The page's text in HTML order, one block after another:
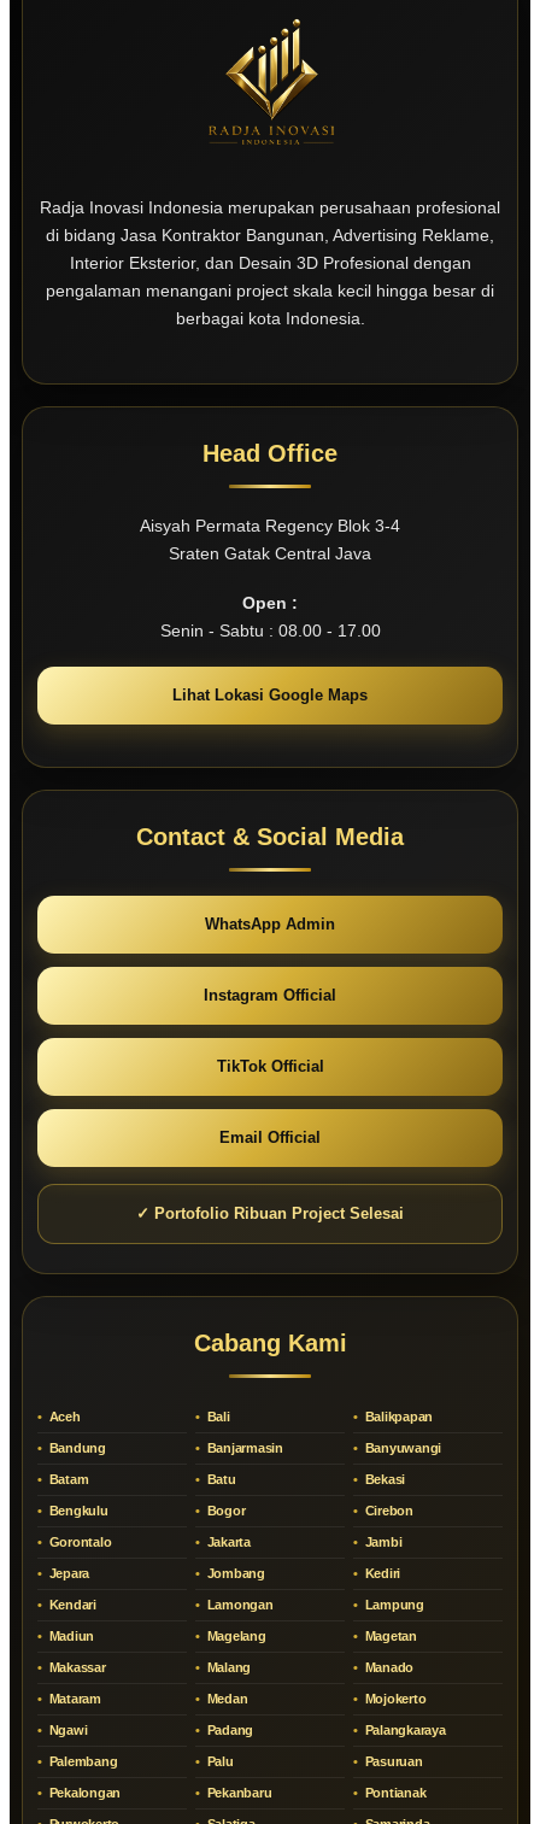
Radja Inovasi Indonesia merupakan perusahaan profesional
di bidang Jasa Kontraktor Bangunan, Advertising Reklame,
Interior Eksterior, dan Desain 3D Profesional dengan
pengalaman menangani project skala kecil hingga besar di
berbagai kota Indonesia.
Head Office
Aisyah Permata Regency Blok 3-4
Sraten Gatak Central Java
Open :
Senin - Sabtu : 08.00 - 17.00
Lihat Lokasi Google Maps
Contact & Social Media
WhatsApp Admin
Instagram Official
TikTok Official
Email Official
✓ Portofolio Ribuan Project Selesai
Cabang Kami
Aceh Bali Balikpapan
Bandung Banjarmasin Banyuwangi
Batam Batu Bekasi
Bengkulu Bogor Cirebon
Gorontalo Jakarta Jambi
Jepara Jombang Kediri
Kendari Lamongan Lampung
Madiun Magelang Magetan
Makassar Malang Manado
Mataram Medan Mojokerto
Ngawi Padang Palangkaraya
Palembang Palu Pasuruan
Pekalongan Pekanbaru Pontianak